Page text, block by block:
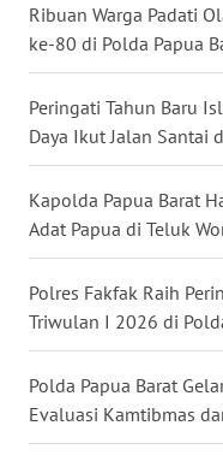
Ribuan Warga Padati
ke-80 di Polda Papua
Peringati Tahun Baru
Daya Ikut Jalan Santai
Kapolda Papua Barat
Adat Papua di Teluk
Polres Fakfak Raih
Triwulan I 2026 di
Polda Papua Barat
Evaluasi Kamtibmas
WN
WN
LAMPUNG
WN
JATENG